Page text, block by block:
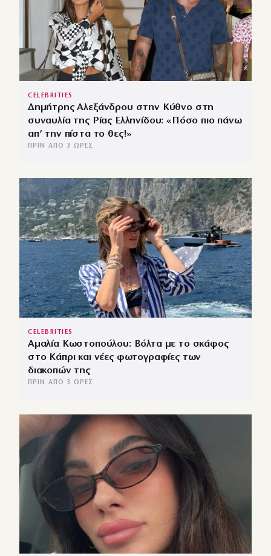
CELEBRITIES
Δημήτρης Αλεξάνδρου στην Κύθνο στη
συναυλία της Ρίας Ελληνίδου: «Πόσο πιο πάνω
απ’ την πίστα το θες!»
ΠΡΙΝ ΑΠΌ 3 ΏΡΕΣ
CELEBRITIES
Αμαλία Κωστοπούλου: Βόλτα με το σκάφος
στο Κάπρι και νέες φωτογραφίες των
διακοπών της
ΠΡΙΝ ΑΠΌ 3 ΏΡΕΣ